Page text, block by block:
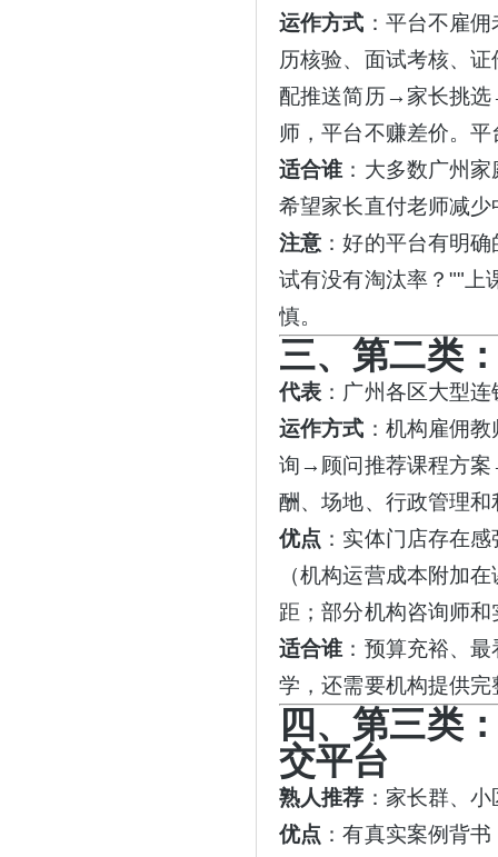
运作方式 ：平台不雇
历核验、面试考核、
配推送简历→家长挑
师，平台不赚差价。
适合谁 ：大多数广州
希望家长直付老师减
注意 ：好的平台有明
试有没有淘汰率？""上
慎。
三、第二类
代表 ：广州各区大型
运作方式 ：机构雇佣
询→顾问推荐课程方
酬、场地、行政管理和
优点 ：实体门店存在
（机构运营成本附加
距；部分机构咨询师
适合谁 ：预算充裕、
学，还需要机构提供
四、第三类
交平台
熟人推荐 ：家长群、
优点 ：有真实案例背